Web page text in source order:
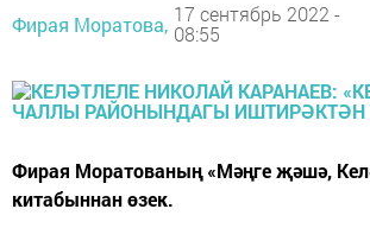
Фирая Моратова, 17 сентябрь 2022 -
08:55
Фирая Моратованың «Мәңге җәшә,
китабыннан өзек.